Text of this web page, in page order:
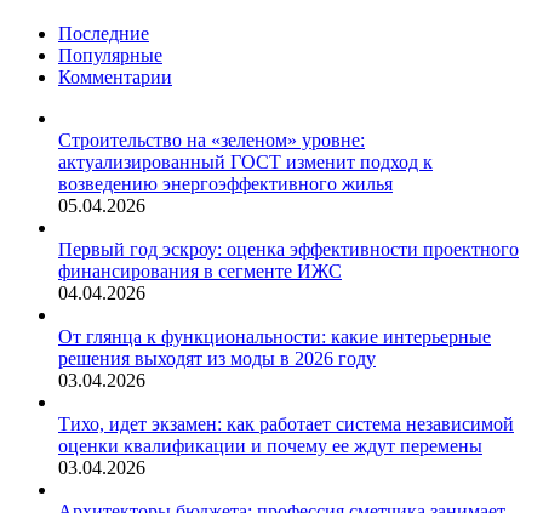
Последние
Популярные
Комментарии
Строительство на «зеленом» уровне:
актуализированный ГОСТ изменит подход к
возведению энергоэффективного жилья
05.04.2026
Первый год эскроу: оценка эффективности проектного
финансирования в сегменте ИЖС
04.04.2026
От глянца к функциональности: какие интерьерные
решения выходят из моды в 2026 году
03.04.2026
Тихо, идет экзамен: как работает система независимой
оценки квалификации и почему ее ждут перемены
03.04.2026